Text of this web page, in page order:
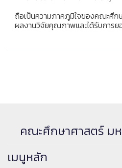
ถือเป็นความภาคภูมิใจของคณะศึก
ผลงานวิจัยคุณภาพและได้รับการย
คณะศึกษาศาสตร์ ม
เมนูหลัก